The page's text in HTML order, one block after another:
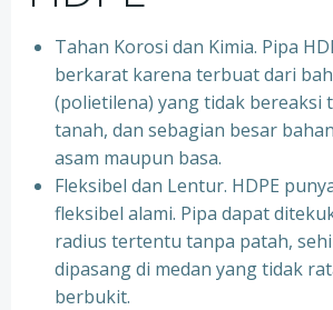
Tahan Korosi dan Kimia. Pipa
berkarat karena terbuat dari
(polietilena) yang tidak bereaksi
tanah, dan sebagian besar
asam maupun basa.
Fleksibel dan Lentur. HDPE
fleksibel alami. Pipa dapat
radius tertentu tanpa patah,
dipasang di medan yang tidak
berbukit.